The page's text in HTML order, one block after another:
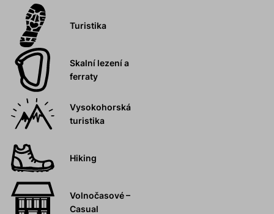
Turistika
Skalní lezení a
ferraty
Vysokohorská
turistika
Hiking
Volnočasové –
Casual